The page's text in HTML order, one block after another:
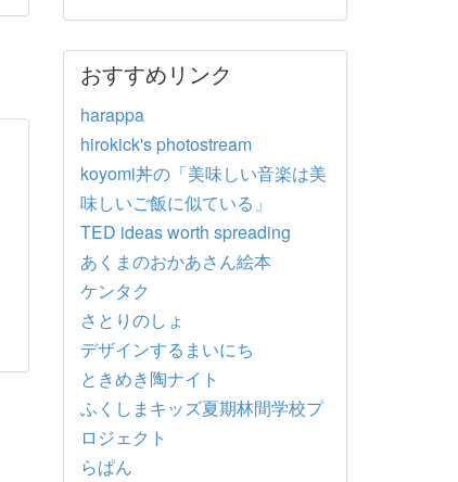
おすすめリンク
harappa
hirokick's photostream
koyomi丼の「美味しい音楽は美
味しいご飯に似ている」
TED ideas worth spreading
あくまのおかあさん絵本
ケンタク
さとりのしょ
デザインするまいにち
ときめき陶ナイト
ふくしまキッズ夏期林間学校プ
ロジェクト
らぱん